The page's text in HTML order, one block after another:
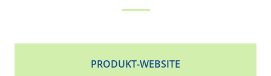
PRODUKT-WEBSITE